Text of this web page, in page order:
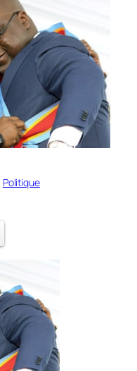
Politique